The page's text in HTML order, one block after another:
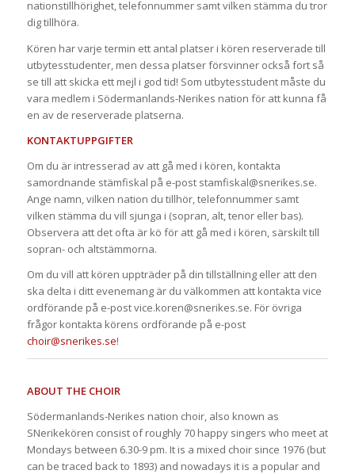
nationstillhörighet, telefonnummer samt vilken stämma du tror
dig tillhöra.
Kören har varje termin ett antal platser i kören reserverade till
utbytesstudenter, men dessa platser försvinner också fort så
se till att skicka ett mejl i god tid! Som utbytesstudent måste du
vara medlem i Södermanlands-Nerikes nation för att kunna få
en av de reserverade platserna.
KONTAKTUPPGIFTER
Om du är intresserad av att gå med i kören, kontakta
samordnande stämfiskal på e-post stamfiskal@snerikes.se.
Ange namn, vilken nation du tillhör, telefonnummer samt
vilken stämma du vill sjunga i (sopran, alt, tenor eller bas).
Observera att det ofta är kö för att gå med i kören, särskilt till
sopran- och altstämmorna.
Om du vill att kören uppträder på din tillställning eller att den
ska delta i ditt evenemang är du välkommen att kontakta vice
ordförande på e-postvice.koren@snerikes.se. För övriga
frågor kontakta körens ordförande på e-post
choir@snerikes.se!
ABOUT THE CHOIR
Södermanlands-Nerikes nation choir, also known as
SNerikekören consist of roughly 70 happy singers who meet at
Mondays between 6.30-9 pm. It is a mixed choir since 1976 (but
can be traced back to 1893) and nowadays it is a popular and